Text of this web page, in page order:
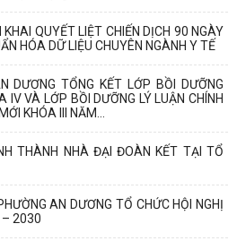
QUYẾT LIỆT CHIẾN DỊCH 90 NGÀY
HÓA DỮ LIỆU CHUYÊN NGÀNH Y TẾ
DƯƠNG TỔNG KẾT LỚP BỒI DƯỠNG
IV VÀ LỚP BỒI DƯỠNG LÝ LUẬN CHÍNH
KHÓA III NĂM...
THÀNH NHÀ ĐẠI ĐOÀN KẾT TẠI TỔ
AN DƯƠNG TỔ CHỨC HỘI NGHỊ
– 2030